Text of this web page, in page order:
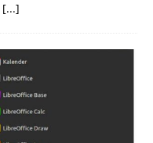
[...]